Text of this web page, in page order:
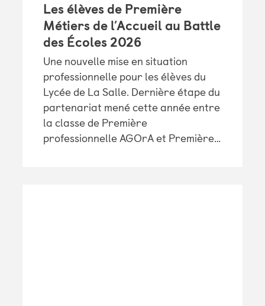
Les élèves de Première
Métiers de l’Accueil au Battle
des Écoles 2026
Une nouvelle mise en situation
professionnelle pour les élèves du
Lycée de La Salle. Dernière étape du
partenariat mené cette année entre
la classe de Première
professionnelle AGOrA et Première…